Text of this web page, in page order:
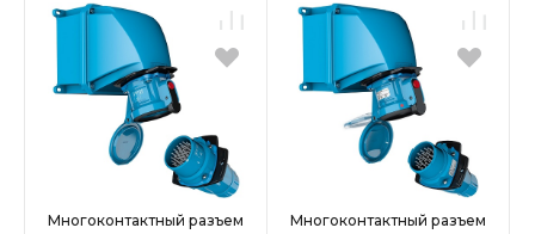
Многоконтактный разъем
Многоконтактный разъем